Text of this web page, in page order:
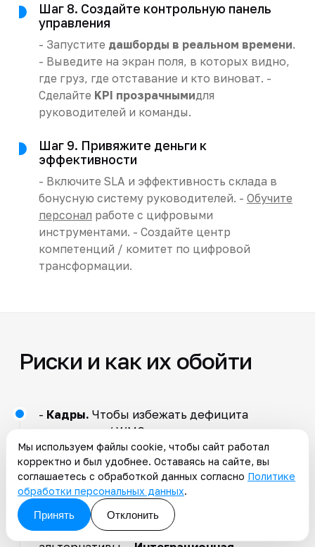
Шаг 8. Создайте контрольную панель
управления
- Запустите дашборды в реальном времени.
- Выведите на экран поля, в которых видно,
где груз, где отставание и кто виноват. -
Сделайте KPI прозрачнымидля
руководителей и команды.
Шаг 9. Привяжите деньги к
эффективности
- Включите SLA и эффективность склада в
бонусную систему руководителей. - Обучите
персонал работе с цифровыми
инструментами. - Создайте центр
компетенций / комитет по цифровой
трансформации.
Риски и как их обойти
- Кадры. Чтобы избежать дефицита
инженеров / WMS-архитекторов -
развивайте внутренний центр
компетенций. -Импортозамещение и
зависимость от поставщиков.
Делайте стресс-тест архитектуры под
замену компонентов, держите 2-3
Мы используем файлы cookie, чтобы сайт работал
корректно и был удобнее. Оставаясь на сайте, вы
соглашаетесь с обработкой данных согласно Политике
обработки персональных данных.
Принять
Отклонить